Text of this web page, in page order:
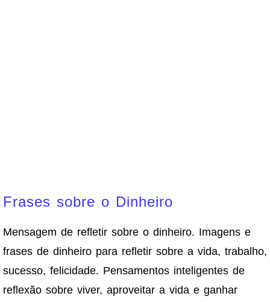
Frases sobre o Dinheiro
Mensagem de refletir sobre o dinheiro. Imagens e
frases de dinheiro para refletir sobre a vida, trabalho,
sucesso, felicidade. Pensamentos inteligentes de
reflexão sobre viver, aproveitar a vida e ganhar